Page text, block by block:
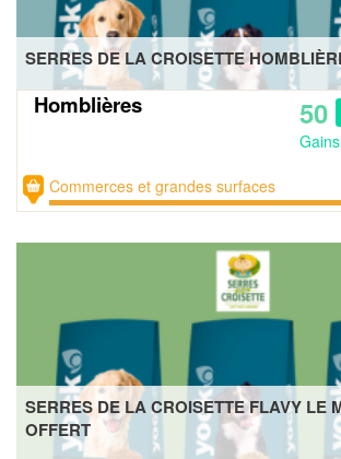
SERRES DE LA CROISETTE
Homblières 50
Commerces et grandes surfaces
SERRES DE LA CROISETTE FLAVY LE
OFFERT